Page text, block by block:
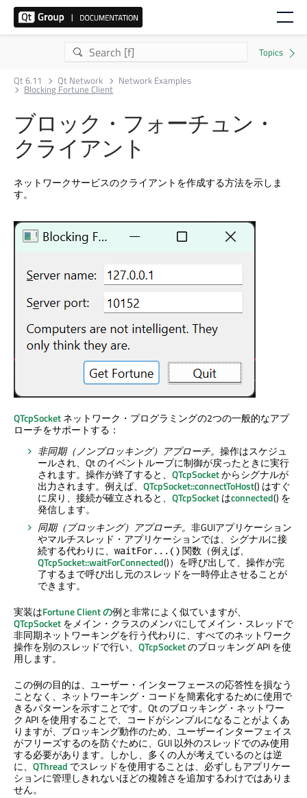
Qt 6.11 Qt Network Network Examples
Blocking Fortune Client
ブロック・フォーチュン・
クライアント
ネットワークサービスのクライアントを作成する方法を示しま
す。
QTcpSocketネットワーク・プログラミングの2つの一般的なアプ
ローチをサポートする：
非同期（ノンブロッキング）アプローチ。 操作はスケジュ
ールされ、Qt のイベントループに制御が戻ったときに実行
されます。操作が終了すると、 QTcpSocketからシグナルが
出力されます。例えば、 QTcpSocket::connectToHost() はすぐ
に戻り、接続が確立されると、 QTcpSocketはconnected() を
発信します。
同期（ブロッキング）アプローチ。 非GUIアプリケーション
やマルチスレッド・アプリケーションでは、シグナルに接
続する代わりに、 waitFor...() 関数（例えば、
QTcpSocket::waitForConnected()）を呼び出して、操作が完
了するまで呼び出し元のスレッドを一時停止させることが
できます。
実装はFortune Client の例と非常によく似ていますが、
QTcpSocketをメイン・クラスのメンバにしてメイン・スレッドで
非同期ネットワーキングを行う代わりに、すべてのネットワーク
操作を別のスレッドで行い、 QTcpSocketのブロッキング API を使
用します。
この例の目的は、ユーザー・インターフェースの応答性を損なう
ことなく、ネットワーキング・コードを簡素化するために使用で
きるパターンを示すことです。Qt のブロッキング・ネットワー
ク API を使用することで、コードがシンプルになることがよくあ
りますが、ブロッキング動作のため、ユーザーインターフェイス
がフリーズするのを防ぐために、GUI 以外のスレッドでのみ使用
する必要があります。しかし、多くの人が考えているのとは逆
に、 QThread でスレッドを使用することは、必ずしもアプリケー
ションに管理しきれないほどの複雑さを追加するわけではありま
せん。